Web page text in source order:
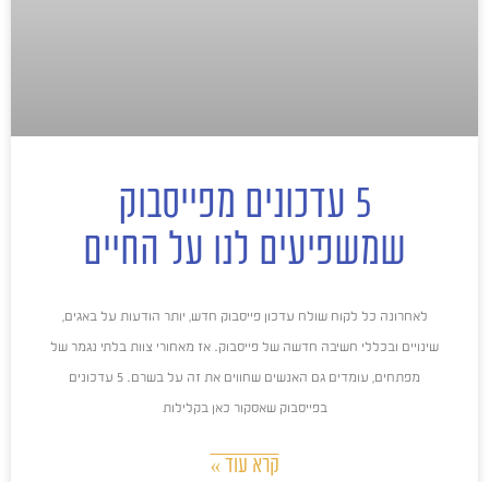
5 עדכונים מפייסבוק
שמשפיעים לנו על החיים
לאחרונה כל לקוח שולח עדכון פייסבוק חדש, יותר הודעות על באגים,
שינויים ובכללי חשיבה חדשה של פייסבוק. אז מאחורי צוות בלתי נגמר של
מפתחים, עומדים גם האנשים שחווים את זה על בשרם. 5 עדכונים
בפייסבוק שאסקור כאן בקלילות
קרא עוד »